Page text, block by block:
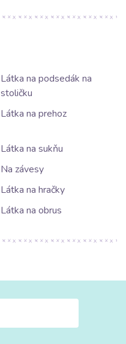
Látka na podsedák na
stoličku
Látka na prehoz
Látka na sukňu
Na závesy
Látka na hračky
Látka na obrus